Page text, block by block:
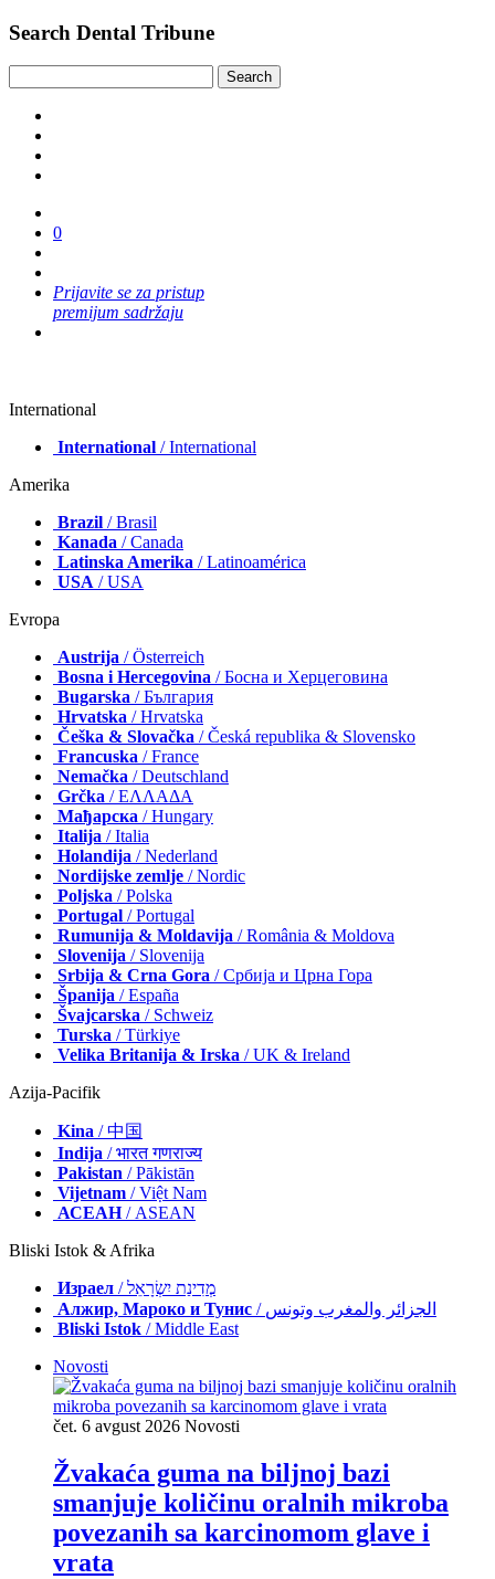
Search Dental Tribune
0
Prijavite se za pristup
premijum sadržaju
International
International / International
Amerika
Brazil / Brasil
Kanada / Canada
Latinska Amerika / Latinoamérica
USA / USA
Evropa
Austrija / Österreich
Bosna i Hercegovina / Босна и Херцеговина
Bugarska / България
Hrvatska / Hrvatska
Češka & Slovačka / Česká republika & Slovensko
Francuska / France
Nemačka / Deutschland
Grčka / ΕΛΛΑΔΑ
Мађарска / Hungary
Italija / Italia
Holandija / Nederland
Nordijske zemlje / Nordic
Poljska / Polska
Portugal / Portugal
Rumunija & Moldavija / România & Moldova
Slovenija / Slovenija
Srbija & Crna Gora / Србија и Црна Гора
Španija / España
Švajcarska / Schweiz
Turska / Türkiye
Velika Britanija & Irska / UK & Ireland
Azija-Pacifik
Kina / 中国
Indija / भारत गणराज्य
Pakistan / Pākistān
Vijetnam / Việt Nam
АСЕАН/ ASEAN
Bliski Istok & Afrika
Израел
/ מְדִינַת יִשְׂרָאֵל
Алжир, Мароко и Тунис
/ الجزائر والمغرب وتونس
Bliski Istok / Middle East
Novosti
čet. 6 avgust 2026 Novosti
Žvakaća guma na biljnoj bazi
smanjuje količinu oralnih mikroba
povezanih sa karcinomom glave i
vrata